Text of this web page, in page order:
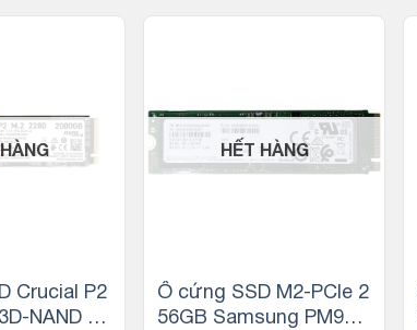
Crucial P2
NAND M.
HẾT HÀNG
Ổ cứng SSD M2-PCIe 2
56GB Samsung PM981